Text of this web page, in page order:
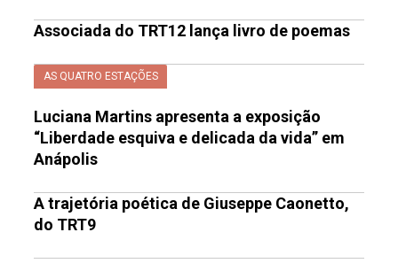
Associada do TRT12 lança livro de poemas
AS QUATRO ESTAÇÕES
Luciana Martins apresenta a exposição
“Liberdade esquiva e delicada da vida” em
Anápolis
A trajetória poética de Giuseppe Caonetto,
do TRT9